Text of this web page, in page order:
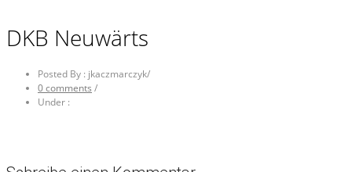
DKB Neuwärts
Posted By : jkaczmarczyk/
0 comments /
Under :